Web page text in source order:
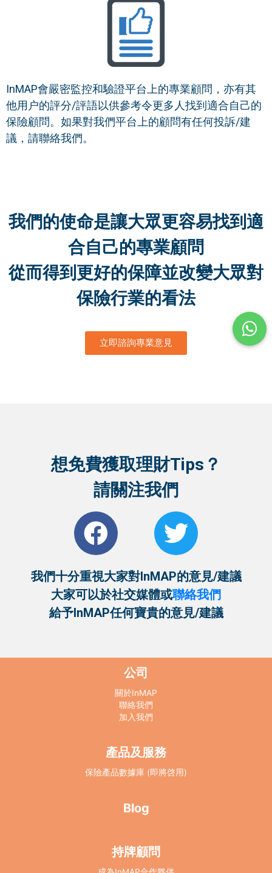
InMAP會嚴密監控和驗證平台上的專業顧問，亦有其
他用户的評分/評語以供參考令更多人找到適合自己的
保險顧問。如果對我們平台上的顧問有任何投訴/建
議，請聯絡我們。
我們的使命是讓大眾更容易找到適
合自己的專業顧問
從而得到更好的保障並改變大眾對
保險行業的看法
立即諮詢專業意見
想免費獲取理財Tips？
請關注我們
我們十分重視大家對InMAP的意見/建議
大家可以於社交媒體或聯絡我們
給予InMAP任何寶貴的意見/建議
公司
關於InMAP
聯絡我們
加入我們
產品及服務
保險產品數據庫 (即將啓用)
Blog
持牌顧問